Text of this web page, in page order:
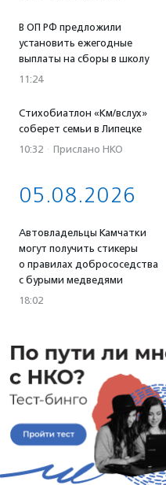
В ОП РФ предложили
установить ежегодные
выплаты на сборы в школу
11:24
Стихобиатлон «Км/вслух»
соберет семьи в Липецке
10:32 · Прислано НКО
05.08.2026
Автовладельцы Камчатки
могут получить стикеры
о правилах добрососедства
с бурыми медведями
18:02